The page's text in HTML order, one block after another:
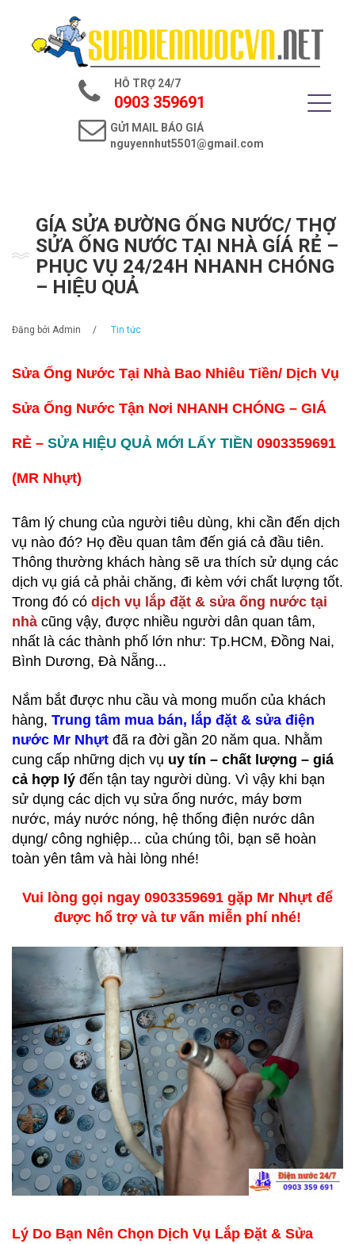
Trang chủ
Dịch vụ điện nước
HỖ TRỢ 24/7
0903 359691
GỬI MAIL BÁO GIÁ
nguyennhut5501@gmail.com
GÍA SỬA ĐƯỜNG ỐNG NƯỚC/ THỢ
SỬA ỐNG NƯỚC TẠI NHÀ GÍÁ RẺ –
PHỤC VỤ 24/24H NHANH CHÓNG
– HIỆU QUẢ
Đăng bởi Admin / Tin tức
Sửa Ống Nước Tại Nhà Bao Nhiêu Tiền/ Dịch Vụ
Sửa Ống Nước Tận Nơi NHANH CHÓNG – GIÁ
RẺ – SỬA HIỆU QUẢ MỚI LẤY TIỀN 0903359691
(MR Nhựt)
Tâm lý chung của người tiêu dùng, khi cần đến dịch
vụ nào đó? Họ đều quan tâm đến giá cả đầu tiên.
Thông thường khách hàng sẽ ưa thích sử dụng các
dịch vụ giá cả phải chăng, đi kèm với chất lượng tốt.
Trong đó có dịch vụ lắp đặt & sửa ống nước tại
nhà cũng vậy, được nhiều người dân quan tâm,
nhất là các thành phố lớn như: Tp.HCM, Đồng Nai,
Bình Dương, Đà Nẵng...
Nắm bắt được nhu cầu và mong muốn của khách
hàng, Trung tâm mua bán, lắp đặt & sửa điện
nước Mr Nhựt đã ra đời gần 20 năm qua. Nhằm
cung cấp những dịch vụ uy tín – chất lượng – giá
cả hợp lý đến tận tay người dùng. Vì vậy khi bạn
sử dụng các dịch vụ sửa ống nước, máy bơm
nước, máy nước nóng, hệ thống điện nước dân
dụng/ công nghiệp... của chúng tôi, bạn sẽ hoàn
toàn yên tâm và hài lòng nhé!
Vui lòng gọi ngay 0903359691 gặp Mr Nhựt để
được hổ trợ và tư vấn miễn phí nhé!
Lý Do Bạn Nên Chọn Dịch Vụ Lắp Đặt & Sửa